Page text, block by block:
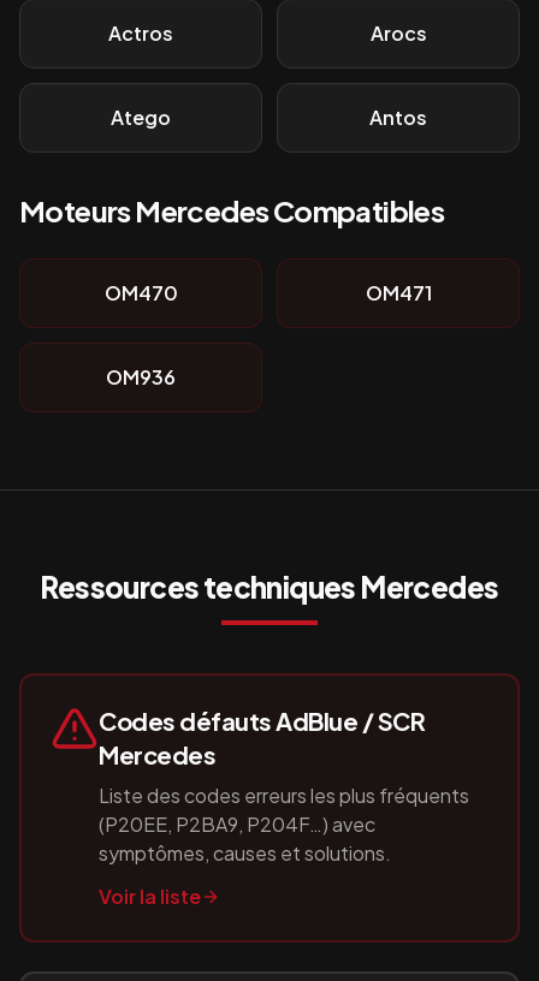
Actros Arocs
Atego Antos
MoteursMercedesCompatibles
OM470 OM471
OM936
Ressources techniques Mercedes
Codes défauts AdBlue / SCR
Mercedes
Liste des codes erreurs les plus fréquents
(P20EE, P2BA9, P204F…) avec
symptômes, causes et solutions.
Voir la liste